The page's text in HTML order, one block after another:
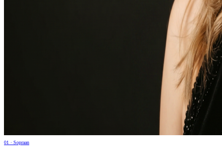
01 · Sopraan